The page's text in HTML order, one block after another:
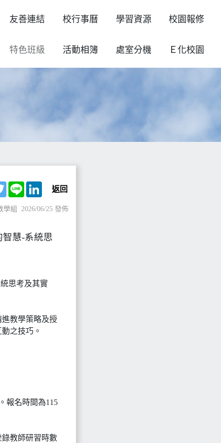
友善連結 校行事曆 學習資源 校園報修
特色班級 活動相簿 處室分機 Ｅ化校園
TwitterLine LinkedIn
返回
學組 2026/06/25 發佈
慧-系統思
思考及其實
教學策略及授
之技巧。
報名時間為115
教師研習時數